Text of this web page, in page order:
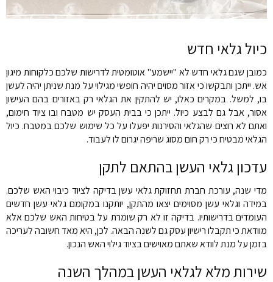
כיול גלאי חדש
כמובן שגם גלאי חדש לא "יישמע" אוטומטית לדרישות שלכם כלקוחות מיגון
אש. ייתכן ותבקשו כי אזור מסוים יהיה חופשי מגילוי על מנת שניתן יהיה לעשן
בו, למשל. במקרים כאלו, יש להתקין את הגלאי רק באזורים בהם העישון
אסור, אבל גם לבצע כיול. ייתכן כי בבית העסק יש מטבח ובו ציוד חימום,
ואתם לא רוצים שהגלאי והסירנות יפעלו על כל שימוש שלכם במטבח. כיול
הגלאי מבטיח כי רק חום מסוג שריפה יגרום לו לעבוד.
עדכון גלאי העשן בהתאם לתקן
מדי שנה, עורכת חברת תחזוקת גלאי עשן בדיקה לציוד כיבוי האש שלכם.
במידה וגלאי עשן מסוימים יצאו מהתקן, יותקנו במקומם גלאי עשן חדשים
העומדים בדרישותיו. בדיקה זו לא רק שומרת על בטיחות האש שלכם אלא
מוודאת כי תקבלו רישיון עסק גם לשנה הבאה. לכן, היא מאד חשובה לעריכה
בזמן על מנת לוודא שאתם מאוישים בציוד גילוי האש הנכון.
שירות מלא לגלאי העשן במהלך השנה